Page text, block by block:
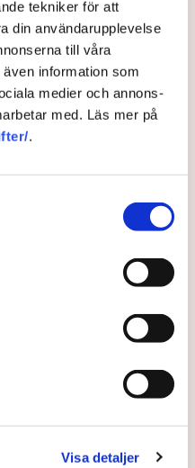
tekniker för att
din användarupplevelse
till våra
information som
medier och annons-
med. Läs mer på
.
Visa detaljer
senfärdigheten i
första halvan av 2010-
mellan norra och
Trots det planeras det
projektledare för
åtgärder för ett effektivt